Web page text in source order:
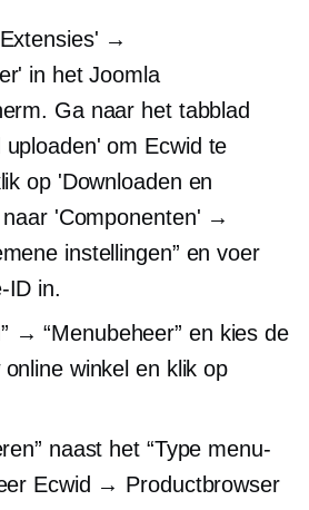
→
in het Joomla
Ga naar het tabblad
om Ecwid te
op 'Downloaden en
'Componenten' →
instellingen” en voer
ID in.
→ “Menubeheer” en kies de
winkel en klik op
naast het “Type menu-
Ecwid → Productbrowser